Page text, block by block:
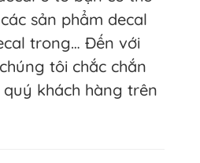
sản phẩm decal
trong… Đến với
tôi chắc chắn
khách hàng trên